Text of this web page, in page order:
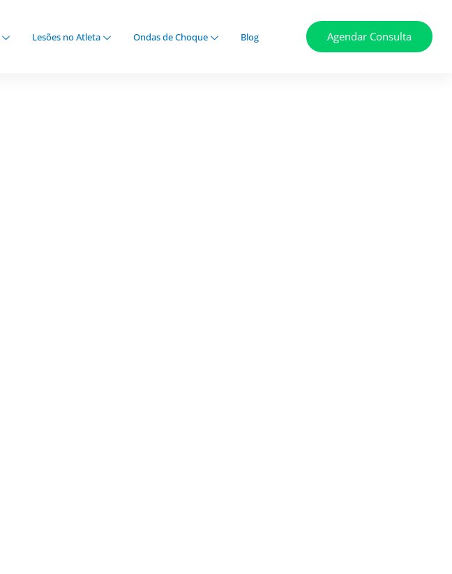
Lesões no Atleta Ondas de Choque Blog Agendar Consulta